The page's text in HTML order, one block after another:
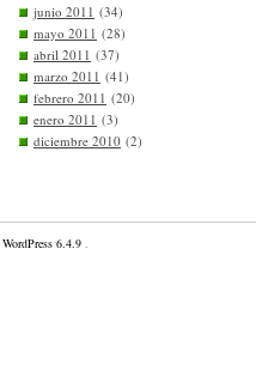
junio 2011 (34)
mayo 2011 (28)
abril 2011 (37)
marzo 2011 (41)
febrero 2011 (20)
enero 2011 (3)
diciembre 2010 (2)
WordPress 6.4.9 .